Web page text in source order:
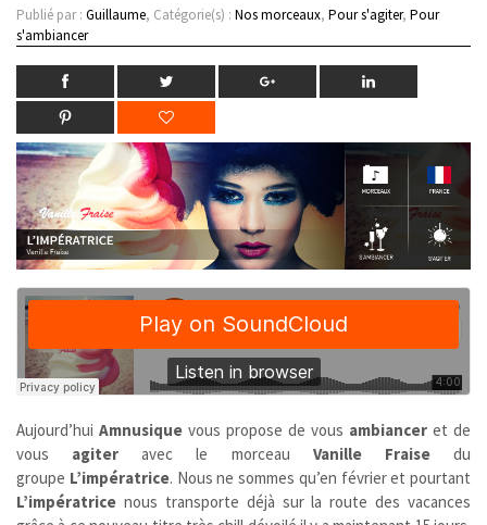
Publié par : Guillaume, Catégorie(s) : Nos morceaux, Pour s'agiter, Pour
s'ambiancer
Aujourd’hui Amnusique vous propose de vous ambiancer et de
vous agiter avec le morceau Vanille Fraisedu
groupe L’impératrice. Nous ne sommes qu’en février et pourtant
L’impératrice nous transporte déjà sur la route des vacances